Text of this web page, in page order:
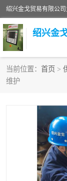
绍兴金
当前位置： 首页 >
维护
二手空压机
超级冷却剂
中车鼓风机
美国寿力空